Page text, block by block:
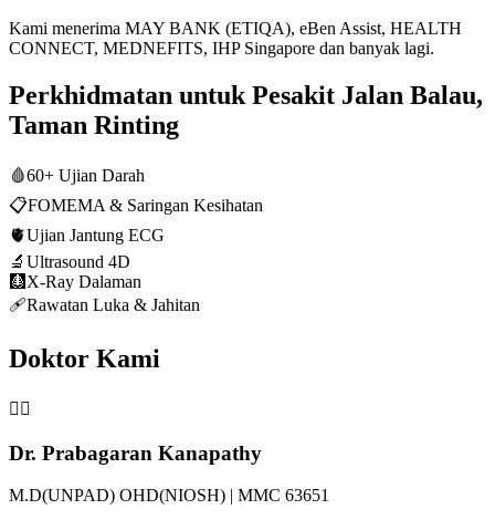
Kami menerima MAY BANK (ETIQA), eBen Assist, HEALTH
CONNECT, MEDNEFITS, IHP Singapore dan banyak lagi.
Perkhidmatan untuk Pesakit Jalan Balau,
Taman Rinting
🩸60+ Ujian Darah
📋FOMEMA & Saringan Kesihatan
🫀Ujian Jantung ECG
🔬 Ultrasound 4D
🩻 X-Ray Dalaman
🩹Rawatan Luka & Jahitan
Doktor Kami
👨‍⚕️
Dr. Prabagaran Kanapathy
M.D(UNPAD) OHD(NIOSH) | MMC 63651